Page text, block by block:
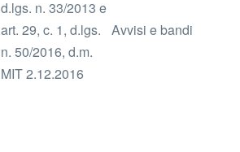
d.lgs. n. 33/2013 e
art. 29, c. 1, d.lgs.
n. 50/2016, d.m.
MIT 2.12.2016
Avvisi e bandi